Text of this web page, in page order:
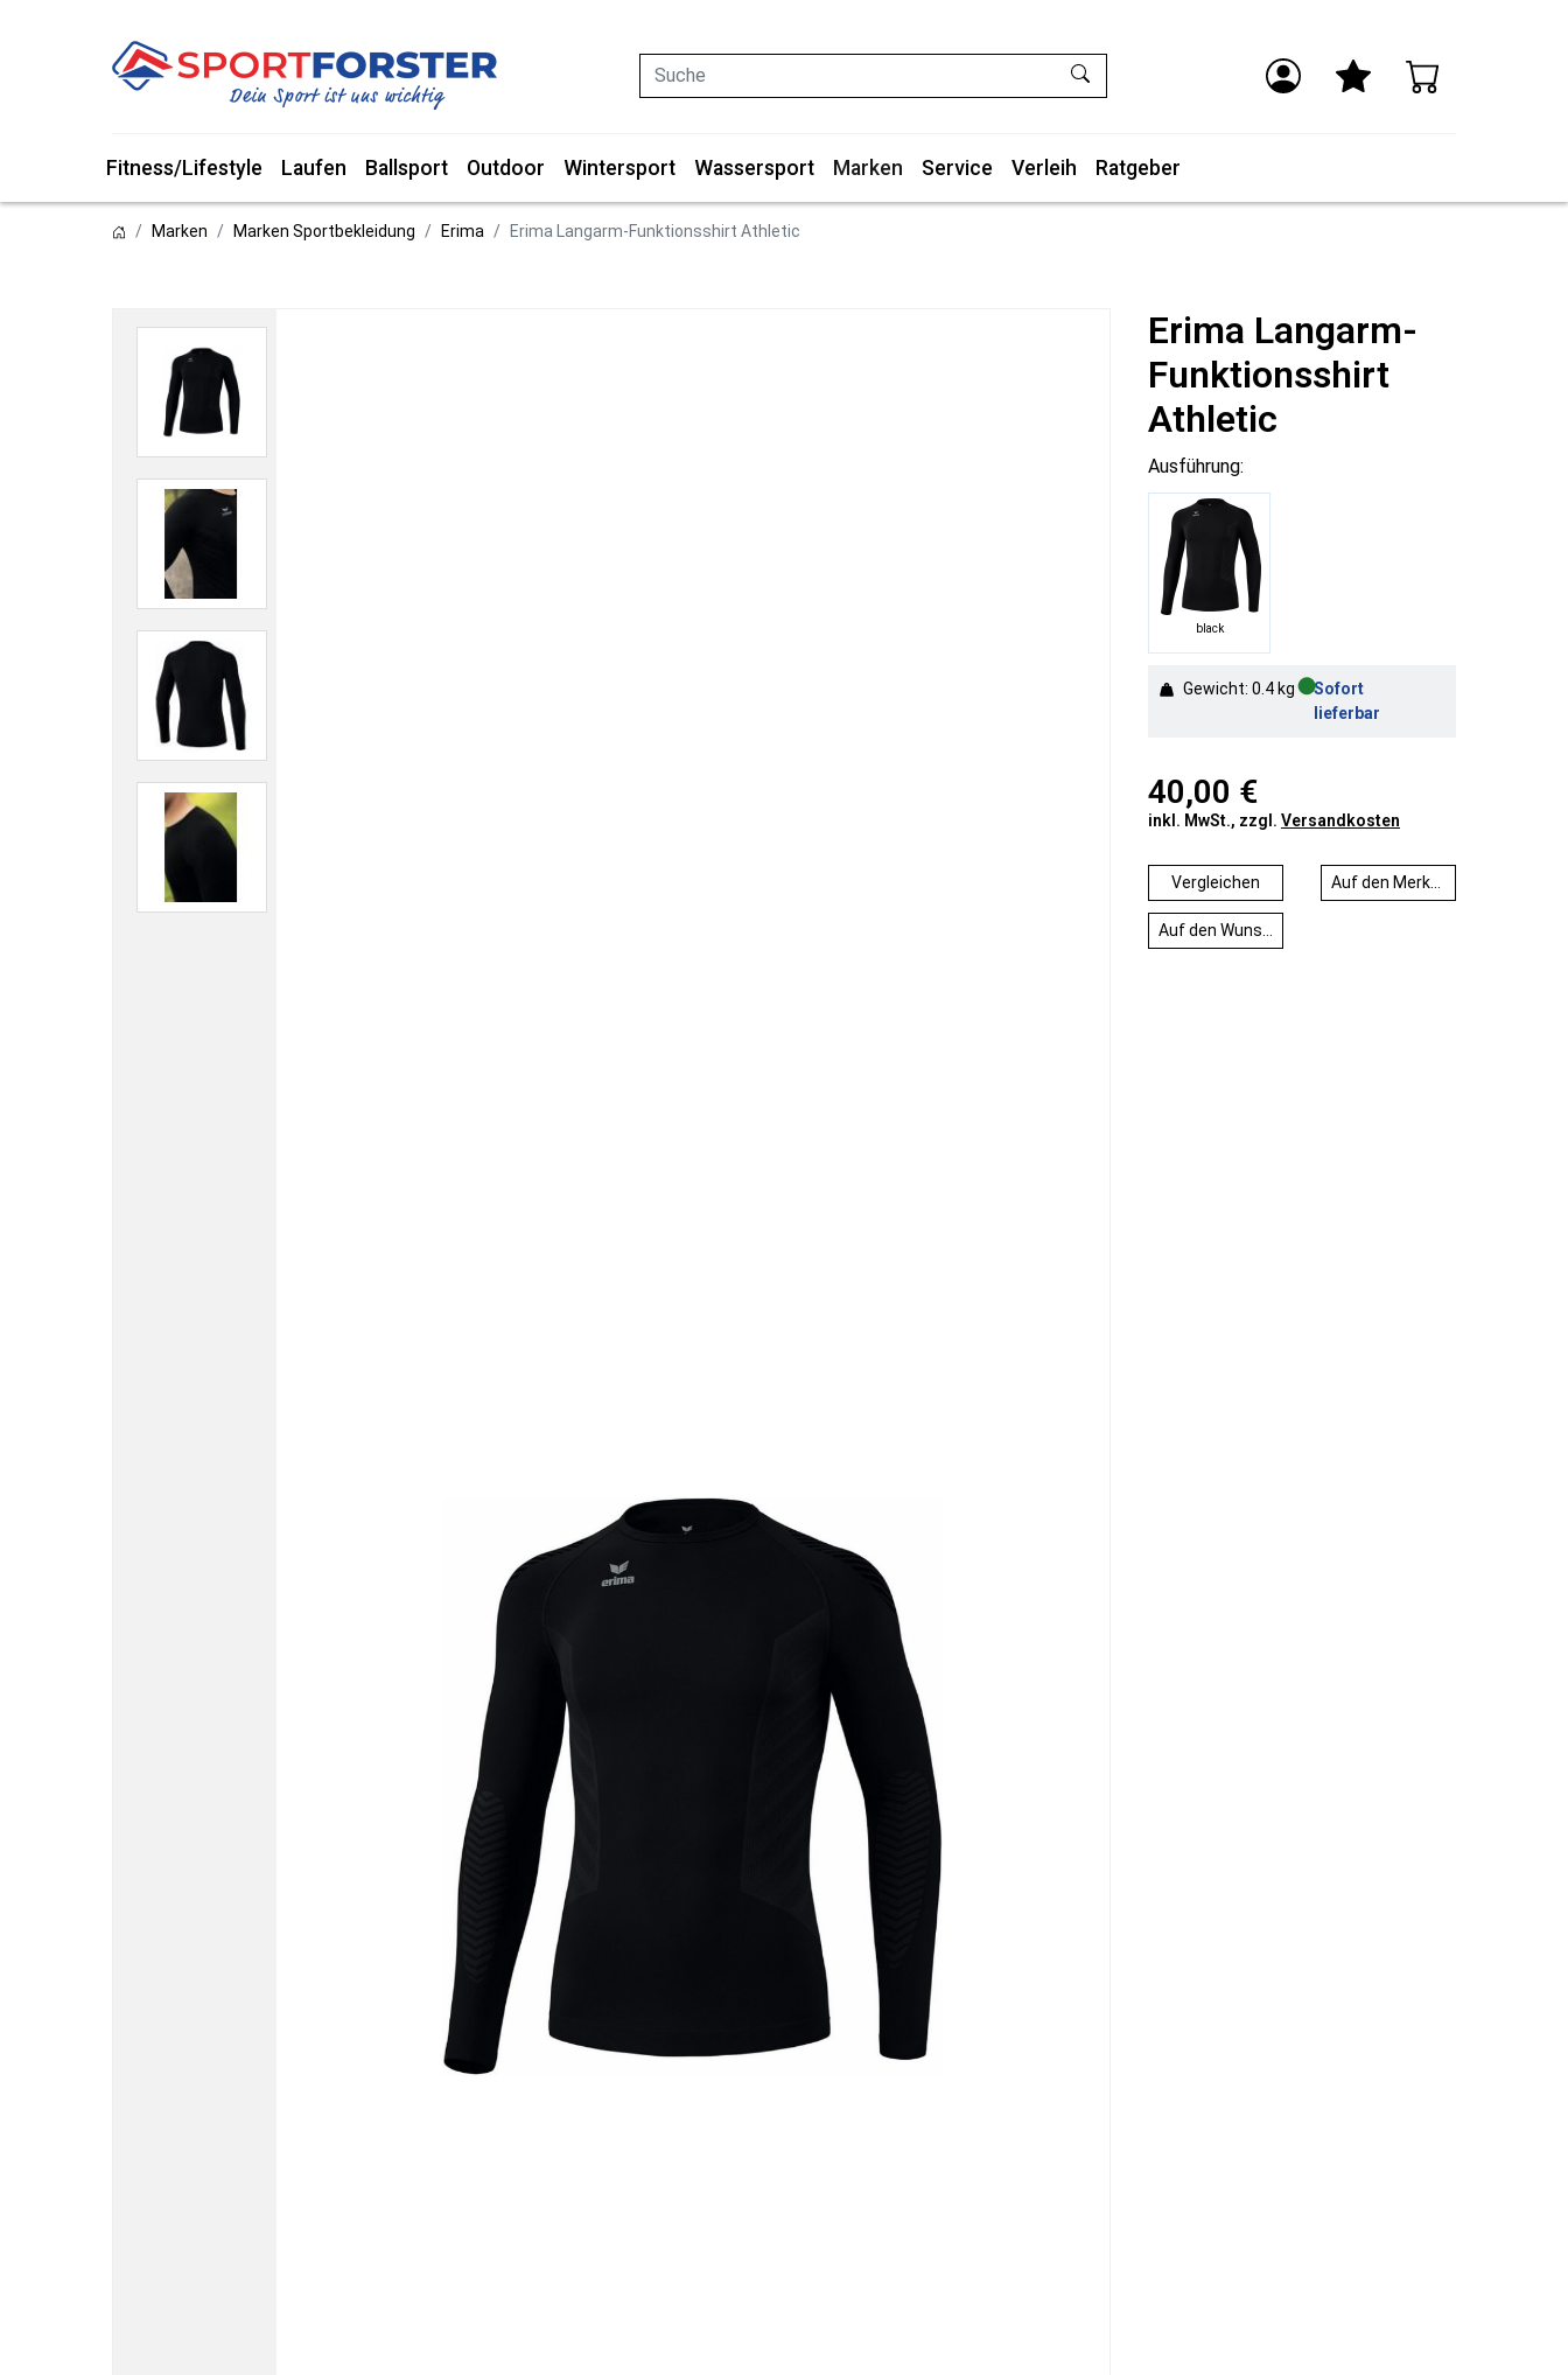
Suche
Fitness/Lifestyle Laufen Ballsport Outdoor Wintersport Wassersport Marken Service Verleih Ratgeber
Marken Marken Sportbekleidung Erima Erima Langarm-Funktionsshirt Athletic
Erima Langarm-
Funktionsshirt
Athletic
Ausführung:
black
Gewicht: 0.4 kg●Sofort
lieferbar
40,00 €
inkl. MwSt., zzgl. Versandkosten
Vergleichen